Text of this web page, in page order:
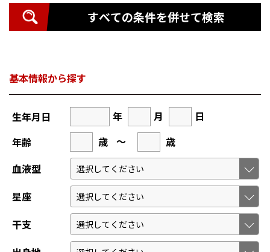
すべての条件を併せて検索
基本情報から探す
生年月日 年 月
日
年齢
歳 ～
歳
血液型
星座
干支